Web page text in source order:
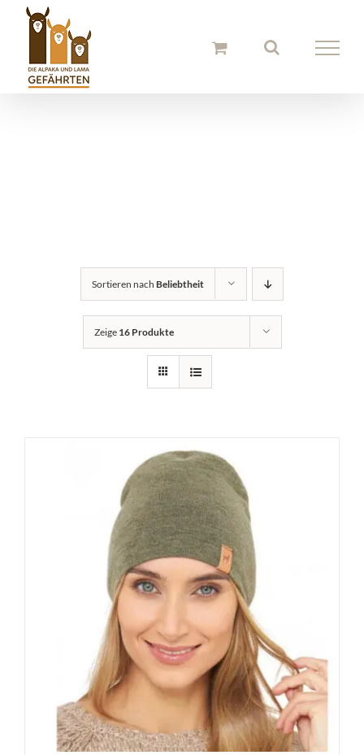
Zum
Inhalt
springen
Sortieren nach Beliebtheit
Zeige 16 Produkte